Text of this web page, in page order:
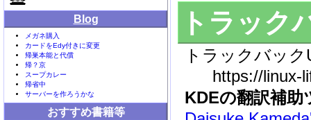
トラック
トラックバック
https://linux-
KDEの翻訳補
Blog
メガネ購入
カードをEdy付きに変更
帰巣本能と代償
帰？京
スープカレー
帰省中
サーバーを作ろうかな
おすすめ書籍等